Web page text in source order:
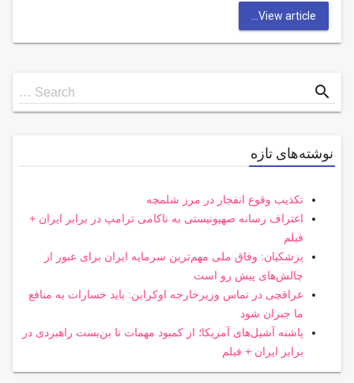
View article...
Search
for
Search … search
نوشته‌های تازه
تکذیب وقوع انفجار در مرز شلمچه
اعتراف رسانه صهیونیستی به ناکامی ترامپ در برابر ایران +
فیلم
پزشکیان: وفاق ملی مهم‌ترین سرمایه ایران برای عبور از
چالش‌های پیش رو است
عراقچی در تماس وزیرخارجه اوکراین: باید خسارات به منافع
ما جبران شود
پاشنه آشیل‌های آمریکا؛ از کمبود مهمات تا بن‌بست راهبردی در
برابر ایران + فیلم